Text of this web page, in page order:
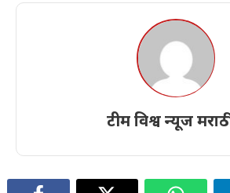
टीम विश्व न्यूज मराठी